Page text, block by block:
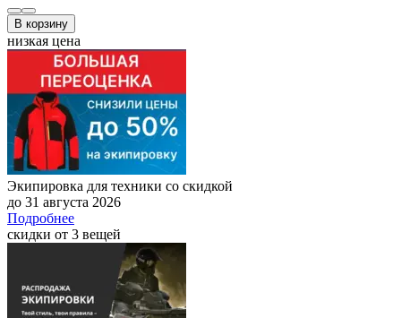
В корзину
низкая цена
Экипировка для техники со скидкой
до 31 августа 2026
Подробнее
скидки от 3 вещей